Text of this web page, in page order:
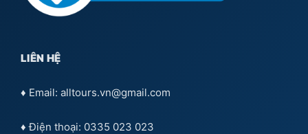
LIÊN HỆ
♦ Email: alltours.vn@gmail.com
♦ Điện thoại: 0335 023 023